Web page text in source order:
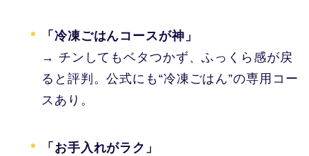
「冷凍ごはんコースが神」
→ チンしてもベタつかず、ふっくら感が戻
ると評判。公式にも“冷凍ごはん”の専用コー
スあり。
「お手入れがラク」